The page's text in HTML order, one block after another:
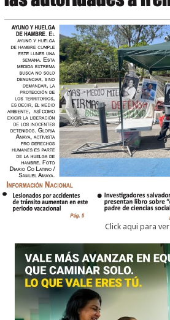
Click aqui para ver